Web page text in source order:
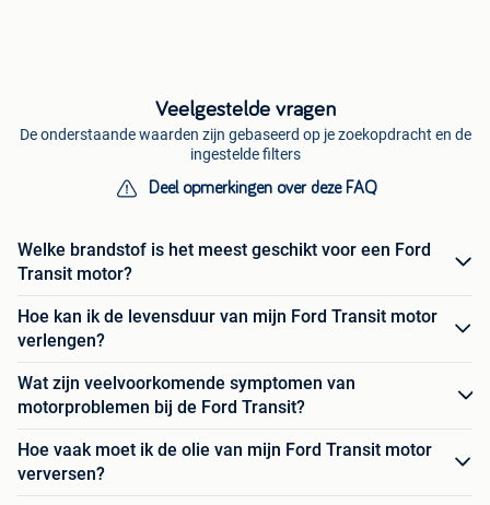
Veelgestelde vragen
De onderstaande waarden zijn gebaseerd op je zoekopdracht en de
ingestelde filters
Deel opmerkingen over deze FAQ
Welke brandstof is het meest geschikt voor een Ford
Transit motor?
Hoe kan ik de levensduur van mijn Ford Transit motor
verlengen?
Wat zijn veelvoorkomende symptomen van
motorproblemen bij de Ford Transit?
Hoe vaak moet ik de olie van mijn Ford Transit motor
verversen?